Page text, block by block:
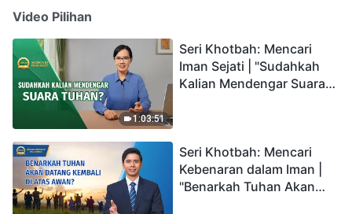
Video Pilihan
1:03:51
Seri Khotbah: Mencari
Iman Sejati | "Sudahkah
Kalian Mendengar Suara
Seri Khotbah: Mencari
Kebenaran dalam Iman |
"Benarkah Tuhan Akan